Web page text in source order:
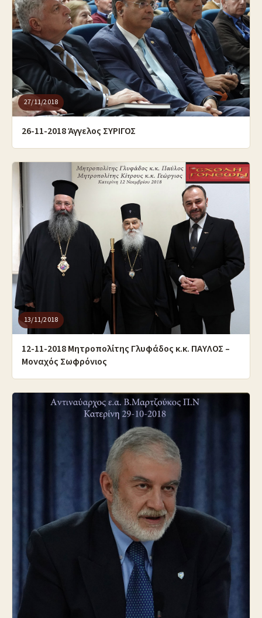
27/11/2018
26-11-2018 Άγγελος ΣΥΡΙΓΟΣ
13/11/2018
12-11-2018 Μητροπολίτης Γλυφάδος κ.κ. ΠΑΥΛΟΣ –
Μοναχός Σωφρόνιος